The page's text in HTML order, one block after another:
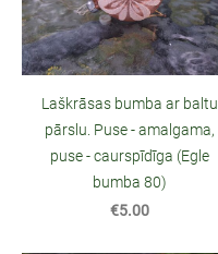
Laškrāsas bumba ar baltu
pārslu. Puse - amalgama,
puse - caurspīdīga (Egle
bumba 80)
€5.00